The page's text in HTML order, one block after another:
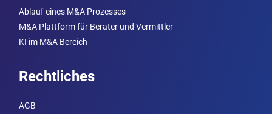
Ablauf eines M&A Prozesses
M&A Plattform für Berater und Vermittler
KI im M&A Bereich
Rechtliches
AGB